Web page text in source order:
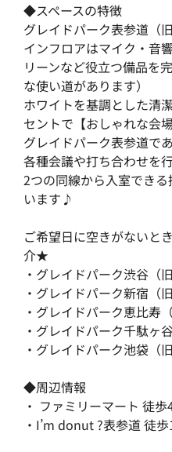
◆スペースの特徴
グレイドパーク表参道（
インフロアはマイク・音
リーンなど役立つ備品を
な使い道があります）
ホワイトを基調とした清
セントで【おしゃれな会場
グレイドパーク表参道で
各種会議や打ち合わせを
2つの同線から入室でき
います♪
ご希望日に空きがないと
介★
・ グレイドパーク渋谷（
・ グレイドパーク新宿（
・ グレイドパーク恵比寿
・ グレイドパーク千駄ヶ
・ グレイドパーク池袋（旧
◆周辺情報
・ ファミリーマート 徒歩
・I’m donut ?表参道 徒